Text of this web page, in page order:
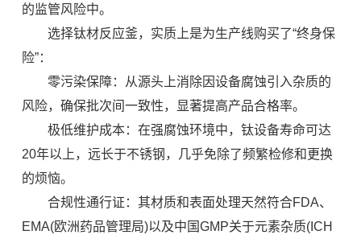
的监管风险中。
选择钛材反应釜，实质上是为生产线购买了“终身保
险”：
零污染保障：从源头上消除因设备腐蚀引入杂质的
风险，确保批次间一致性，显著提高产品合格率。
极低维护成本：在强腐蚀环境中，钛设备寿命可达
20年以上，远长于不锈钢，几乎免除了频繁检修和更换
的烦恼。
合规性通行证：其材质和表面处理天然符合FDA、
EMA(欧洲药品管理局)以及中国GMP关于元素杂质(ICH